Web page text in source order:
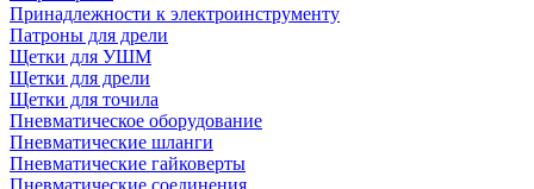
Принадлежности к электроинструменту
Патроны для дрели
Щетки для УШМ
Щетки для дрели
Щетки для точила
Пневматическое оборудование
Пневматические шланги
Пневматические гайковерты
Пневматические соединения